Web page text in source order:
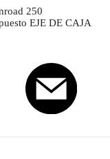
250
EJE DE CAJA